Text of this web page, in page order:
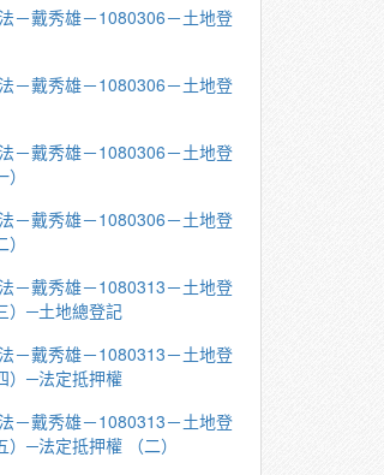
－戴秀雄－1080306－土地登
－戴秀雄－1080306－土地登
－戴秀雄－1080306－土地登
－戴秀雄－1080306－土地登
－戴秀雄－1080313－土地登
）─土地總登記
－戴秀雄－1080313－土地登
）─法定抵押權
－戴秀雄－1080313－土地登
）─法定抵押權 （二）